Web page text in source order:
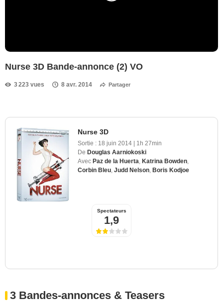
Nurse 3D Bande-annonce (2) VO
3 223 vues 8 avr. 2014 Partager
Nurse 3D
Sortie : 18 juin 2014 | 1h 27min
De Douglas Aarniokoski
Avec Paz de la Huerta Katrina Bowden
Corbin Bleu Judd Nelson Boris Kodjoe
Spectateurs
1,9
3 Bandes-annonces & Teasers